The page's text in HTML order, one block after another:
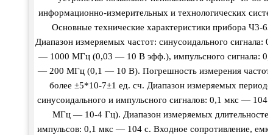
информационно-измерительных и технологических
Основные технические характеристики прибора Ч3-
Диапазон измеряемых частот: синусоидального сигнала:
— 1000 МГц (0,03 — 10 В эфф.), импульсного сигнала:
— 200 МГц (0,1 — 10 В). Погрешность измерения
более ±5*10-7±1 ед. сч. Диапазон измеряемых
синусоидального и импульсного сигналов: 0,1 мкс — 104
МГц — 10-4 Гц). Диапазон измеряемых длительностей
импульсов: 0,1 мкс — 104 с. Входное сопротивление,